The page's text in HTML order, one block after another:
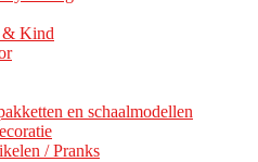
& Kind
en schaalmodellen
/ Pranks